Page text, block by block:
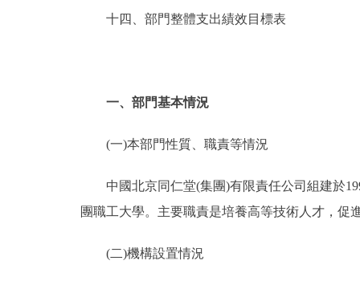
十四、部門整體支出績效目標表
一、部門基本情況
(一)本部門性質、職責等情況
中國北京同仁堂(集團)有限責任公司組建於
團職工大學。主要職責是培養高等技術人才，促
(二)機構設置情況